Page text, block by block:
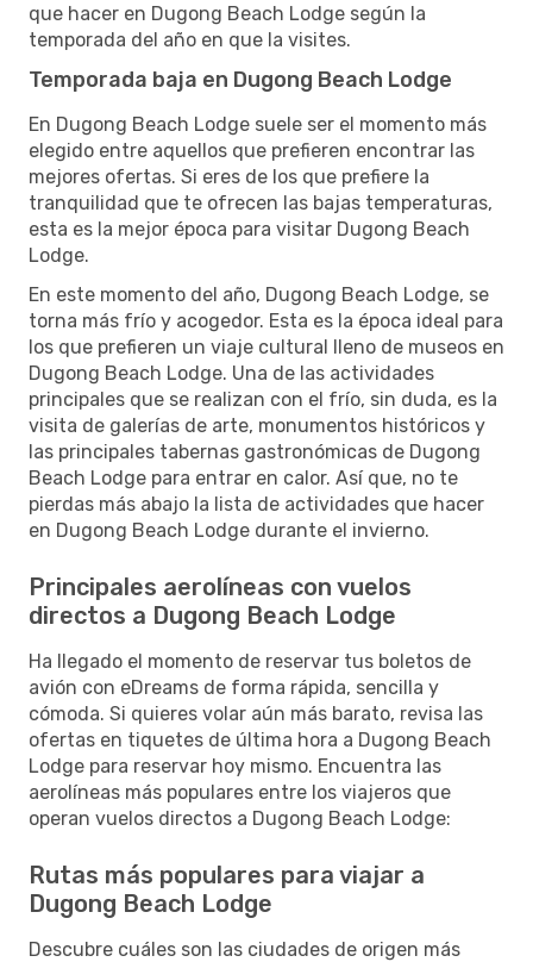
que hacer en Dugong Beach Lodge según la
temporada del año en que la visites.
Temporada baja en Dugong Beach Lodge
En Dugong Beach Lodge suele ser el momento más
elegido entre aquellos que prefieren encontrar las
mejores ofertas. Si eres de los que prefiere la
tranquilidad que te ofrecen las bajas temperaturas,
esta es la mejor época para visitar Dugong Beach
Lodge.
En este momento del año, Dugong Beach Lodge, se
torna más frío y acogedor. Esta es la época ideal para
los que prefieren un viaje cultural lleno de museos en
Dugong Beach Lodge. Una de las actividades
principales que se realizan con el frío, sin duda, es la
visita de galerías de arte, monumentos históricos y
las principales tabernas gastronómicas de Dugong
Beach Lodge para entrar en calor. Así que, no te
pierdas más abajo la lista de actividades que hacer
en Dugong Beach Lodge durante el invierno.
Principales aerolíneas con vuelos
directos a Dugong Beach Lodge
Ha llegado el momento de reservar tus boletos de
avión con eDreams de forma rápida, sencilla y
cómoda. Si quieres volar aún más barato, revisa las
ofertas en tiquetes de última hora a Dugong Beach
Lodge para reservar hoy mismo. Encuentra las
aerolíneas más populares entre los viajeros que
operan vuelos directos a Dugong Beach Lodge:
Rutas más populares para viajar a
Dugong Beach Lodge
Descubre cuáles son las ciudades de origen más